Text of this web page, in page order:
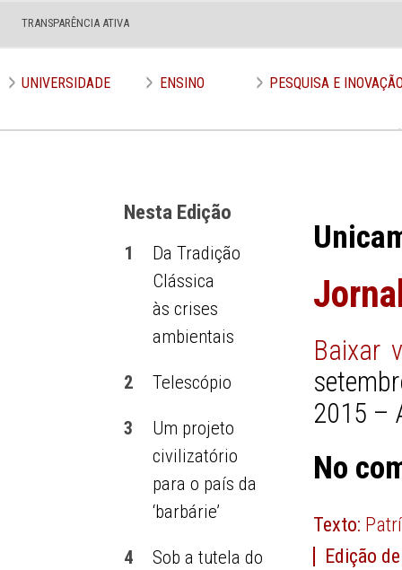
TRANSPARÊNCIA ATIVA
UNIVERSIDADE ENSINO PESQUISA E
Edição nº 636
Nesta Edição
1
Da Tradição
Clássica
às crises
ambientais
2 Telescópio
3
Um projeto
civilizatório
para o país da
‘barbárie’
4
Sob a tutela do
Baixar
2015 –
No
Texto:
Edição